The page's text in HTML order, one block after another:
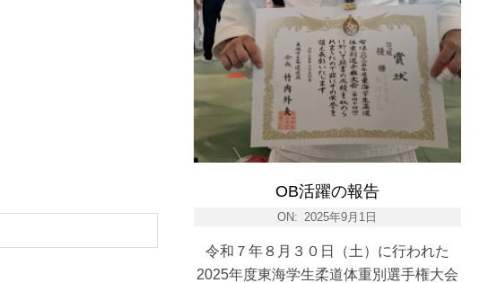
OB活躍の報告
ON: 2025年9月1日
令和７年８月３０日（土）に行われた
2025年度東海学生柔道体重別選手権大会